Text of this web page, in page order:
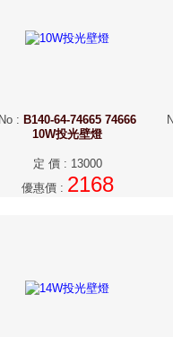
No : B140-64-74665 74666
10W投光壁燈
定 價: 13000
優惠價: 2168